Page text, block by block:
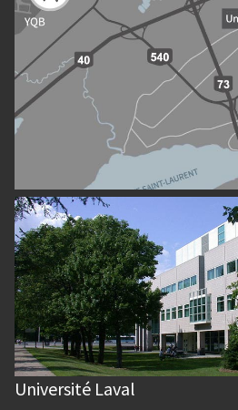
Université Laval